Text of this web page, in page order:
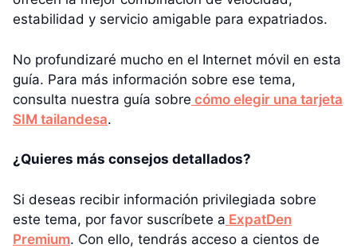
estabilidad y servicio amigable para expatriados.
No profundizaré mucho en el Internet móvil en esta
guía. Para más información sobre ese tema,
consulta nuestra guía sobre cómo elegir una tarjeta
SIM tailandesa.
¿Quieres más consejos detallados?
Si deseas recibir información privilegiada sobre
este tema, por favor suscríbete a ExpatDen
Premium. Con ello, tendrás acceso a cientos de